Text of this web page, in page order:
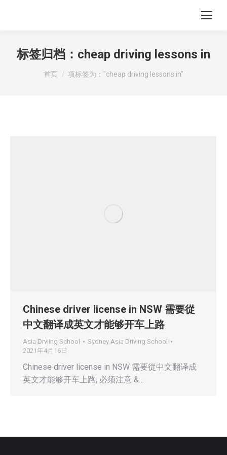
标签归档： cheap driving lessons in
您在这里：
首页 项标签为："cheap driving lessons in"
Chinese driver license in NSW 需要從
中文翻译成英文才能够开车上路
Asia Drviing School
Sydney Asia Driving School
2021年4月16日
Chinese driver license in NSW 需要從中文翻译成
英文才能够开车上路, 必须注意 &…